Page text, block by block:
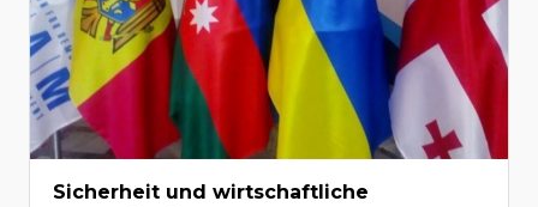
Sicherheit und wirtschaftliche